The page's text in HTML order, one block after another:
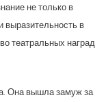
не только в
выразительность в
театральных наград
Она вышла замуж за